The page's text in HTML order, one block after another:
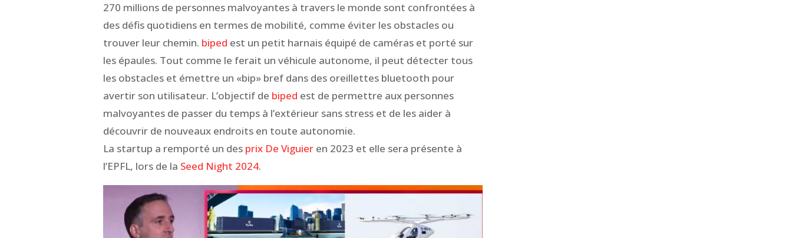
270 millions de personnes malvoyantes à travers le monde sont confrontées à
des défis quotidiens en termes de mobilité, comme éviter les obstacles ou
trouver leur chemin. biped est un petit harnais équipé de caméras et porté sur
les épaules. Tout comme le ferait un véhicule autonome, il peut détecter tous
les obstacles et émettre un «bip» bref dans des oreillettes bluetooth pour
avertir son utilisateur. L’objectif de biped est de permettre aux personnes
malvoyantes de passer du temps à l’extérieur sans stress et de les aider à
découvrir de nouveaux endroits en toute autonomie.
La startup a remporté un des prix De Viguier en 2023 et elle sera présente à
l’EPFL, lors de la Seed Night 2024.